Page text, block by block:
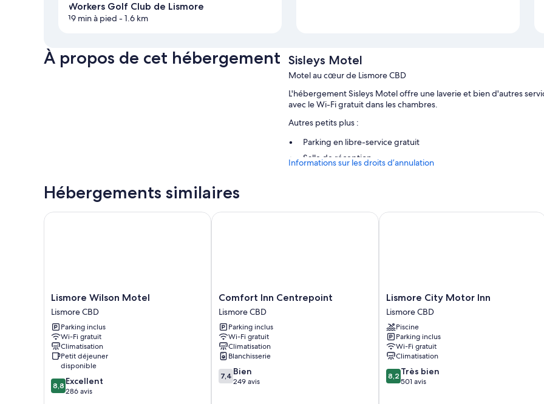
Workers Golf Club de Lismore
19 min à pied - 1.6 km
À propos de cet hébergement Sisleys Motel
Motel au cœur de Lismore CBD
L'hébergement Sisleys Motel offre une laverie et bien d'autres
avec le Wi-Fi gratuit dans les chambres.
Autres petits plus :
Parking en libre-service gratuit
Salle de réception
climatisation, ainsi que de services et équipements comme l'accès
Informations sur les droits d’annulation
Hébergements similaires
Lismore
Wilson
Motel
Lismore
CBD
Lismore Wilson Motel
Lismore CBD
Parking inclus
Wi-Fi gratuit
Climatisation
Petit déjeuner
disponible
8.8
sur
8,8 Excellent
286 avis
Lismore Wilson Motel
Comfort
Inn
Centrepoint
Lismore
CBD
Comfort Inn Centrepoint
Lismore CBD
Parking inclus
Wi-Fi gratuit
Climatisation
Blanchisserie
7.4
sur
7,4 Bien
249 avis
Comfort Inn Centrepoint
Lismore
City
Motor
Inn
Lismore
CBD
Lismore City Motor Inn
Lismore CBD
Piscine
Parking inclus
Wi-Fi gratuit
Climatisation
8.2
sur
8,2 Très bien
501 avis
Lismore City Motor Inn